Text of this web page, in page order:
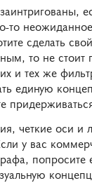
то
сделать
то не стоит
и тех же
единую
четкие оси и
у вас
попросите